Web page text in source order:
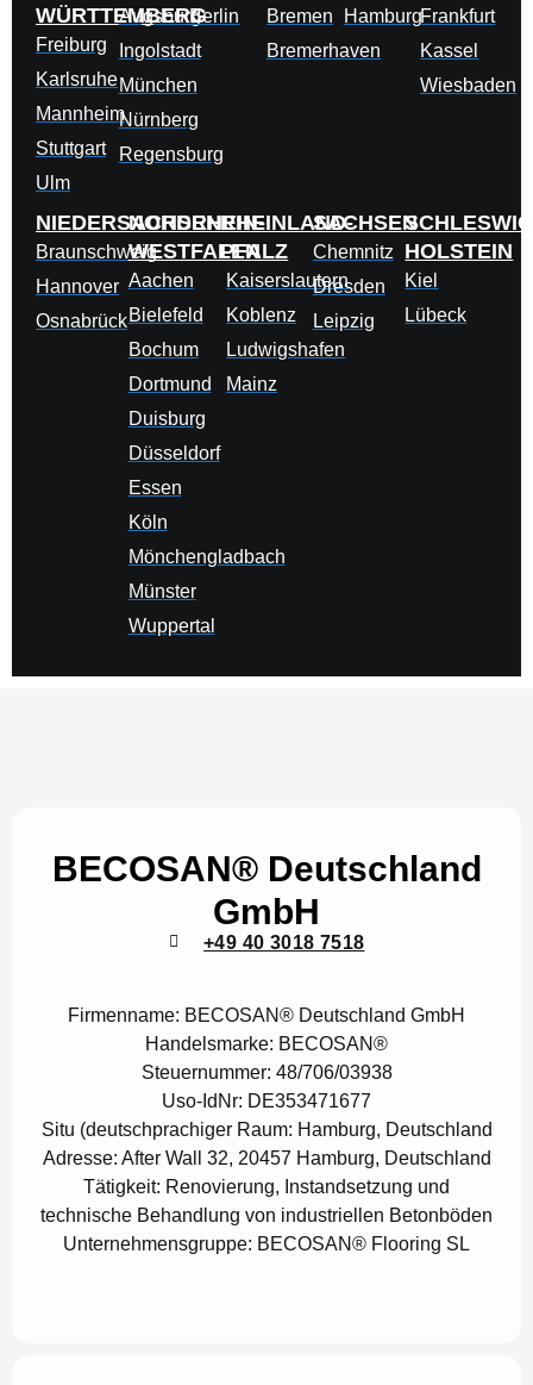
WÜRTTEMBERG
Freiburg
Karlsruhe
Mannheim
Stuttgart
Ulm
Augsburg
Ingolstadt
München
Nürnberg
Regensburg
Berlin
Bremen
Bremerhaven
HamburgFrankfurt
Kassel
Wiesbaden
NIEDERSACHSEN
Braunschweig
Hannover
Osnabrück
NORDRHEIN-
WESTFALEN
Aachen
Bielefeld
Bochum
Dortmund
Duisburg
Düsseldorf
Essen
Köln
Mönchengladbach
Münster
Wuppertal
RHEINLAND-
PFALZ
Kaiserslautern
Koblenz
Ludwigshafen
Mainz
SACHSEN
Chemnitz
Dresden
Leipzig
HOLSTEIN
Kiel
Lübeck
BECOSAN® Deutschland
GmbH
+49 40 3018 7518
Firmenname: BECOSAN® Deutschland GmbH
Handelsmarke: BECOSAN®
Steuernummer: 48/706/03938
Uso-IdNr: DE353471677
Situ (deutschprachiger Raum: Hamburg, Deutschland
Adresse: After Wall 32, 20457 Hamburg, Deutschland
Tätigkeit: Renovierung, Instandsetzung und
technische Behandlung von industriellen Betonböden
Unternehmensgruppe: BECOSAN® Flooring SL